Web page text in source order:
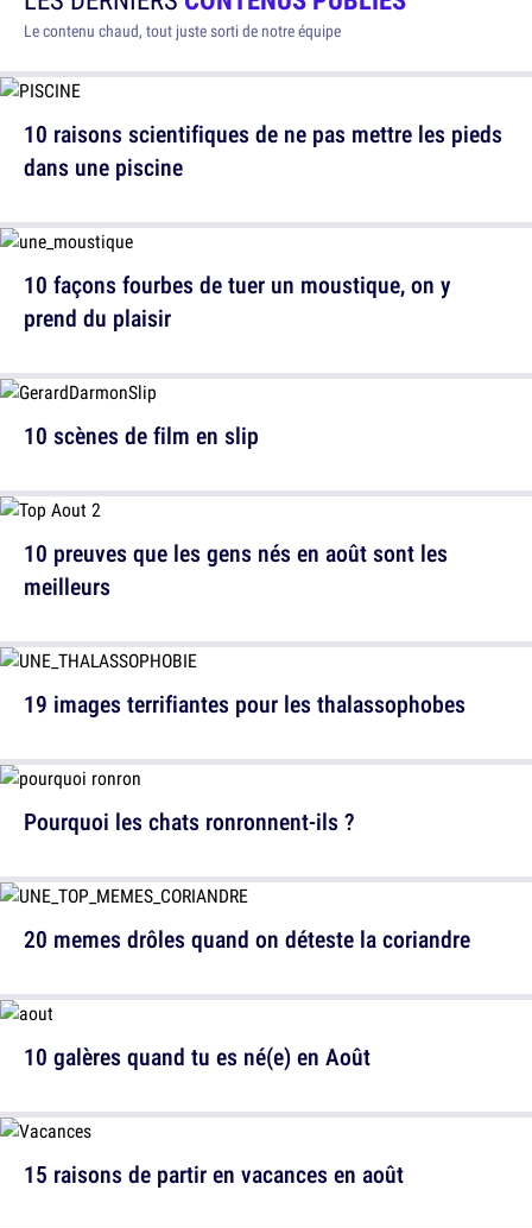
Le contenu chaud, tout juste sorti de notre équipe
10 raisons scientifiques de ne pas mettre les pieds
dans une piscine
10 scènes de film en slip
19 images terrifiantes pour les thalassophobes
20 memes drôles quand on déteste la coriandre
15 raisons de partir en vacances en août
10 façons fourbes de tuer un moustique, on y
prend du plaisir
10 preuves que les gens nés en août sont les
meilleurs
Pourquoi les chats ronronnent-ils ?
10 galères quand tu es né(e) en Août